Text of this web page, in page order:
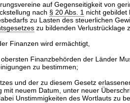
auf Gegenseitigkeit von
nach § 20 Abs. 1nicht gebildet
zu Lasten des steuerlichen
zu bildenden Verlustrücklage
Finanzen wird ermächtigt,
Finanzbehörden der Länder
zu bestimmen;
und der zu diesem Gesetz
mit neuem Datum, unter neuer
Unstimmigkeiten des Wortlauts zu